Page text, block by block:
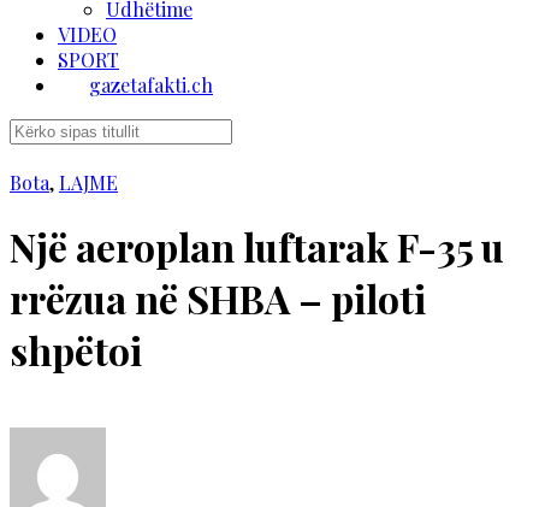
Udhëtime
VIDEO
SPORT
gazetafakti.ch
Bota,LAJME
Një aeroplan luftarak F-35 u
rrëzua në SHBA – piloti
shpëtoi